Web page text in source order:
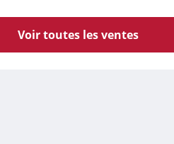
Voir toutes les ventes